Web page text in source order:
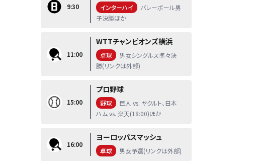
9:30 インターハイ
バレーボール男
子決勝ほか
11:00
WTTチャンピオンズ横浜
卓球
男女シングルス準々決
勝(リンクは外部)
15:00
プロ野球
野球
巨人 vs. ヤクルト、日本
ハム vs. 楽天(18:00)ほか
16:00
ヨーロッパスマッシュ
卓球 男女予選(リンクは外部)